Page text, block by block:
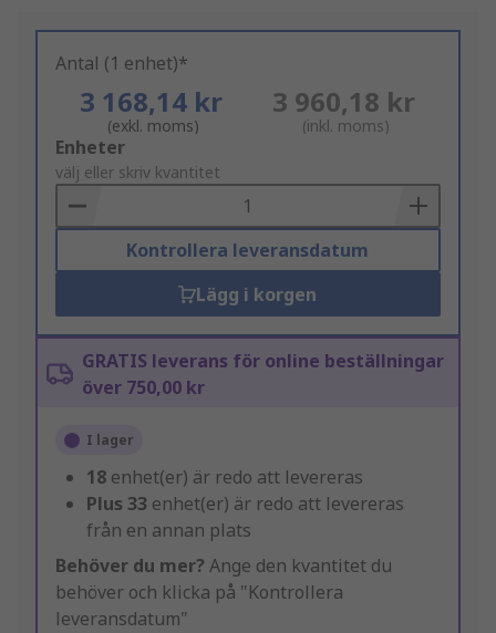
Antal (1 enhet)*
3 168,14 kr
(exkl. moms)
3 960,18 kr
(inkl. moms)
Add
to
Basket
Enheter
välj eller skriv kvantitet
Kontrollera leveransdatum
Lägg i korgen
GRATIS leverans för online beställningar
över 750,00 kr
I lager
18 enhet(er) är redo att levereras
Plus 33 enhet(er) är redo att levereras
från en annan plats
Behöver du mer? Ange den kvantitet du
behöver och klicka på "Kontrollera
leveransdatum"